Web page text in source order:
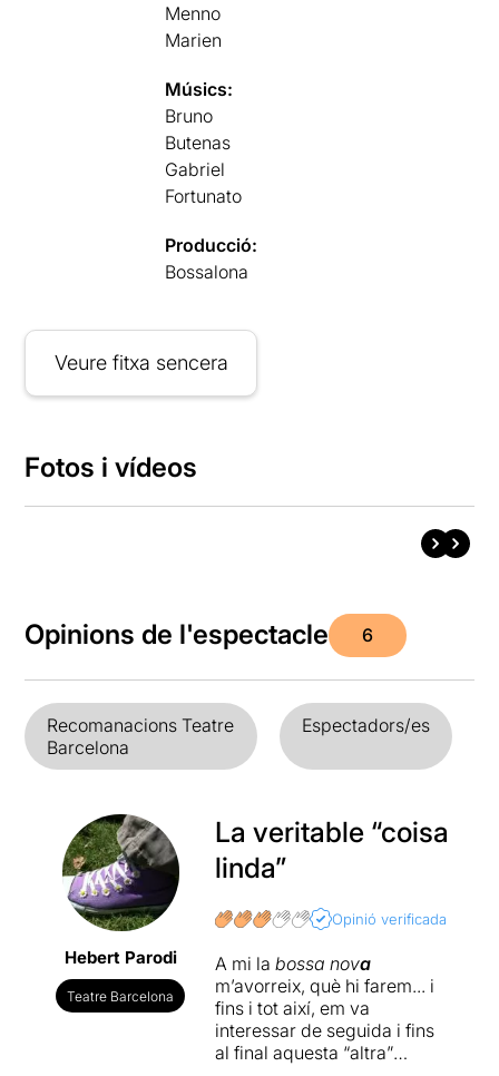
Menno
Marien
Músics:
Bruno
Butenas
Gabriel
Fortunato
Producció:
Bossalona
Veure fitxa sencera
Fotos i vídeos
Opinions de l'espectacle 6
Recomanacions Teatre
Barcelona
Espectadors/es
Hebert Parodi
Teatre Barcelona
La veritable “coisa
linda”
Opinió verificada
A mi la bossa nova
m’avorreix, què hi farem... i
fins i tot així, em va
interessar de seguida i fins
al final aquesta “altra”